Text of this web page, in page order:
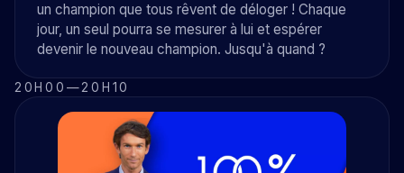
un champion que tous rêvent de déloger ! Chaque
jour, un seul pourra se mesurer à lui et espérer
devenir le nouveau champion. Jusqu'à quand ?
20H00 —20H10